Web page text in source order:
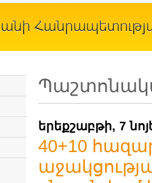
երեքշաբթի, 7
40+10